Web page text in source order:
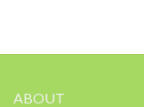
ABOUT